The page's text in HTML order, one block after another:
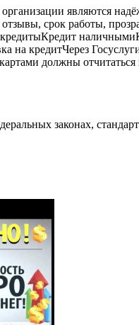
являются
срок работы,
на кредитЧерез
должны
законах,